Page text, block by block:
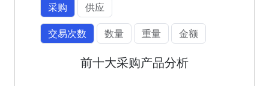
采购
供应
交易次数
数量 重量 金额
前十大采购产品分析